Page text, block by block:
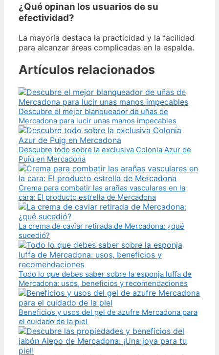
¿Qué opinan los usuarios de su
efectividad?
La mayoría destaca la practicidad y la facilidad
para alcanzar áreas complicadas en la espalda.
Artículos relacionados
Descubre el mejor blanqueador de uñas de
Mercadona para lucir unas manos impecables
Descubre todo sobre la exclusiva Colonia Azur de
Puig en Mercadona
Crema para combatir las arañas vasculares en la
cara: El producto estrella de Mercadona
La crema de caviar retirada de Mercadona: ¿qué
sucedió?
Todo lo que debes saber sobre la esponja luffa de
Mercadona: usos, beneficios y recomendaciones
Beneficios y usos del gel de azufre Mercadona para
el cuidado de la piel